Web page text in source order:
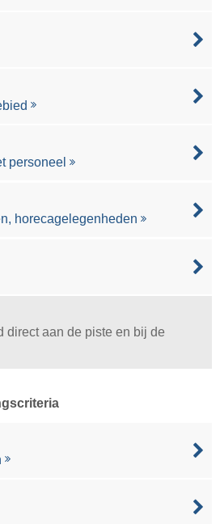
personeel
horecagelegenheden
direct aan de piste en bij de